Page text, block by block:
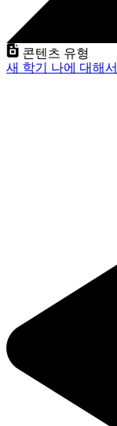
콘텐츠 유형
새 학기 나에 대해서